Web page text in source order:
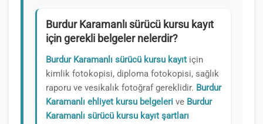
Burdur Karamanlı sürücü kursu kayıt
için gerekli belgeler nelerdir?
Burdur Karamanlı sürücü kursu kayıt için
kimlik fotokopisi, diploma fotokopisi, sağlık
raporu ve vesikalık fotoğraf gereklidir. Burdur
Karamanlı ehliyet kursu belgeleri ve Burdur
Karamanlı sürücü kursu kayıt şartları